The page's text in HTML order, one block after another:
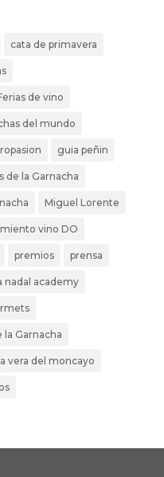
cata de primavera
de vino
del mundo
guia peñin
de la Garnacha
Miguel Lorente
vino DO
premios prensa
nadal academy
la Garnacha
vera del moncayo